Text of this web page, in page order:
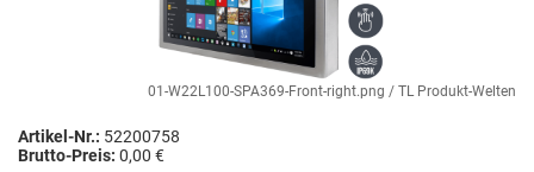
01-W22L100-SPA369-Front-right.png / TL Produkt-Welten
Artikel-Nr.: 52200758
Brutto-Preis: 0,00 €